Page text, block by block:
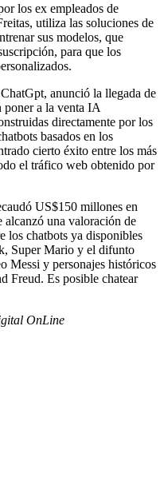
los ex empleados de
utiliza las soluciones de
sus modelos, que
para que los
anunció la llegada de
poner a la venta IA
directamente por los
basados en los
cierto éxito entre los más
el tráfico web obtenido por
US$150 millones en
una valoración de
los chatbots ya disponibles
Super Mario y el difunto
Messi y personajes históricos
Freud. Es posible chatear
OnLine